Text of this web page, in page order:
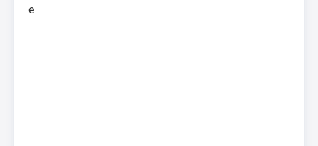
e